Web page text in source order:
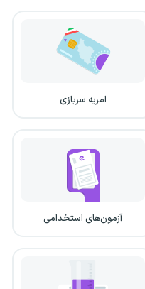
امریه سربازی
آزمون‌های استخدامی